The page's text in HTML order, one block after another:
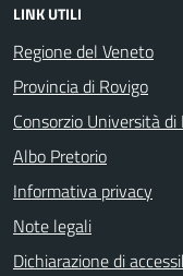
LINK UTILI
Regione del Veneto
Provincia di Rovigo
Consorzio Università di
Albo Pretorio
Informativa privacy
Note legali
Dichiarazione di